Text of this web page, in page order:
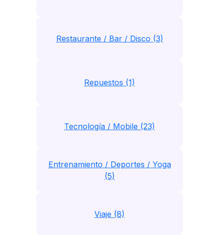
Restaurante / Bar / Disco (3)
Repuestos (1)
Tecnología / Mobile (23)
Entrenamiento / Deportes / Yoga
(5)
Viaje (8)